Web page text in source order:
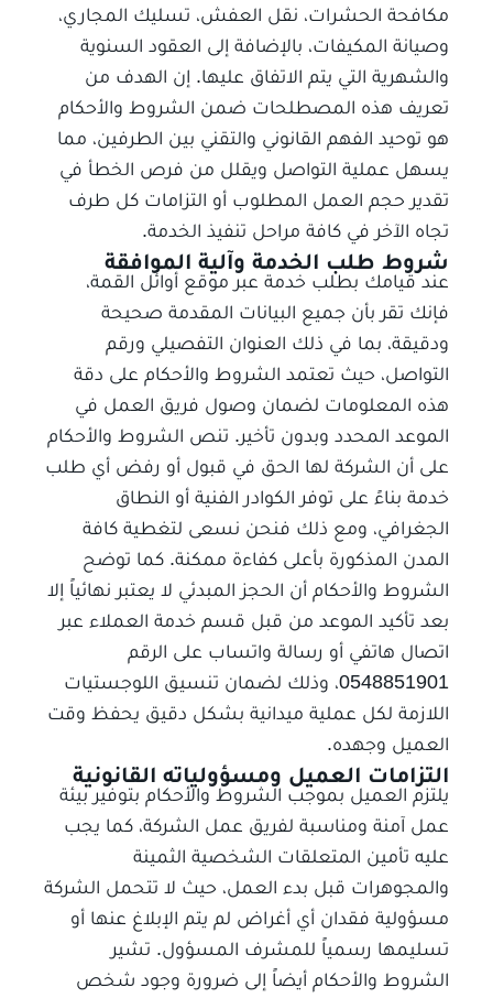
مكافحة الحشرات، نقل العفش، تسليك المجاري،
وصيانة المكيفات، بالإضافة إلى العقود السنوية
والشهرية التي يتم الاتفاق عليها. إن الهدف من
تعريف هذه المصطلحات ضمن الشروط والأحكام
هو توحيد الفهم القانوني والتقني بين الطرفين، مما
يسهل عملية التواصل ويقلل من فرص الخطأ في
تقدير حجم العمل المطلوب أو التزامات كل طرف
تجاه الآخر في كافة مراحل تنفيذ الخدمة.
شروط طلب الخدمة وآلية الموافقة
عند قيامك بطلب خدمة عبر موقع أوائل القمة،
فإنك تقر بأن جميع البيانات المقدمة صحيحة
ودقيقة، بما في ذلك العنوان التفصيلي ورقم
التواصل، حيث تعتمد الشروط والأحكام على دقة
هذه المعلومات لضمان وصول فريق العمل في
الموعد المحدد وبدون تأخير. تنص الشروط والأحكام
على أن الشركة لها الحق في قبول أو رفض أي طلب
خدمة بناءً على توفر الكوادر الفنية أو النطاق
الجغرافي، ومع ذلك فنحن نسعى لتغطية كافة
المدن المذكورة بأعلى كفاءة ممكنة. كما توضح
الشروط والأحكام أن الحجز المبدئي لا يعتبر نهائياً إلا
بعد تأكيد الموعد من قبل قسم خدمة العملاء عبر
اتصال هاتفي أو رسالة واتساب على الرقم
0548851901، وذلك لضمان تنسيق اللوجستيات
اللازمة لكل عملية ميدانية بشكل دقيق يحفظ وقت
العميل وجهده.
التزامات العميل ومسؤولياته القانونية
يلتزم العميل بموجب الشروط والأحكام بتوفير بيئة
عمل آمنة ومناسبة لفريق عمل الشركة، كما يجب
عليه تأمين المتعلقات الشخصية الثمينة
والمجوهرات قبل بدء العمل، حيث لا تتحمل الشركة
مسؤولية فقدان أي أغراض لم يتم الإبلاغ عنها أو
تسليمها رسمياً للمشرف المسؤول. تشير
الشروط والأحكام أيضاً إلى ضرورة وجود شخص